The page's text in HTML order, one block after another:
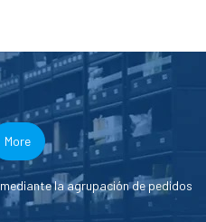
More
la agrupación de pedidos